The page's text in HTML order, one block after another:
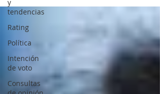
y
tendencias
Rating
Política
Intención
de voto
Consultas